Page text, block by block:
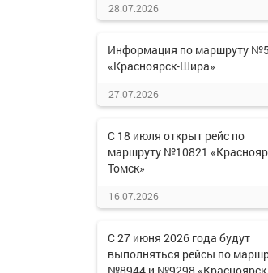
28.07.2026
Информация по маршруту
«Красноярск-Шира»
27.07.2026
С 18 июля открыт рейс по
маршруту №10821
Томск»
16.07.2026
С 27 июня 2026 года будут
выполняться рейсы по